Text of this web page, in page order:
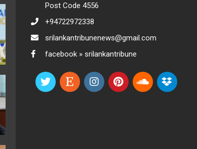
Post Code 4556
+94722972338
srilankantribunenews@gmail.com
facebook » srilankantribune